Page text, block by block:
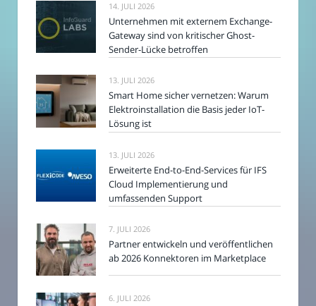
14. JULI 2026
Unternehmen mit externem Exchange-
Gateway sind von kritischer Ghost-
Sender-Lücke betroffen
13. JULI 2026
Smart Home sicher vernetzen: Warum
Elektroinstallation die Basis jeder IoT-
Lösung ist
13. JULI 2026
Erweiterte End-to-End-Services für IFS
Cloud Implementierung und
umfassenden Support
7. JULI 2026
Partner entwickeln und veröffentlichen
ab 2026 Konnektoren im Marketplace
6. JULI 2026